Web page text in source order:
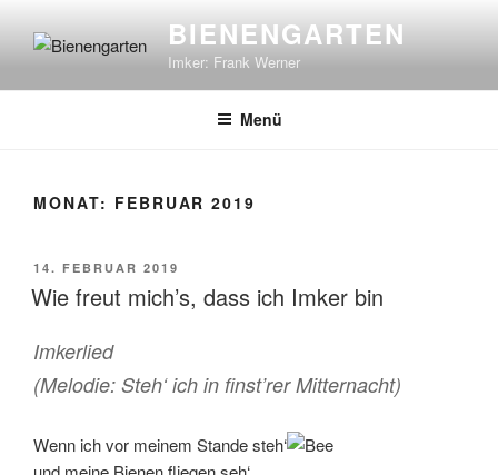
Inhalt
BIENENGARTEN
Imker: Frank Werner
Menü
MONAT: FEBRUAR 2019
VERÖFFENTLICHT
AM
14. FEBRUAR 2019
Wie freut mich’s, dass ich Imker bin
Imkerlied
(Melodie: Steh‘ ich in finst’rer Mitternacht)
Wenn ich vor meinem Stande steh‘